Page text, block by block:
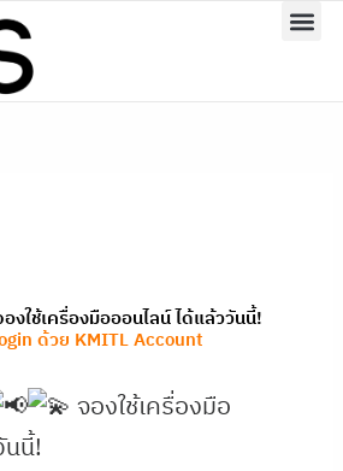
งใช้เครื่องมือออนไลน์ ได้แล้ววันนี้!
ด้วย KMITL Account
จองใช้เครื่องมือ
นี้!